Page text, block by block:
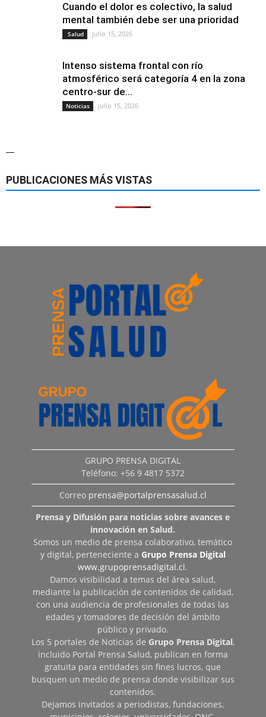
Cuando el dolor es colectivo, la salud
mental también debe ser una prioridad
Salud julio 15, 2026
Intenso sistema frontal con río
atmosférico será categoría 4 en la zona
centro-sur de...
Noticias julio 15, 2026
—
PUBLICACIONES MÁS VISTAS
GRUPO PRENSA DIGITAL
Teléfono: +56 9 4817 5372
Correo prensa@portalprensasalud.cl
Prensa y Difusión para noticias sobre avances e
innovación en Salud.
Somos un medio de prensa colaborativo, temático
y digital, perteneciente a Grupo Prensa Digital
www.grupoprensadigital.cl.
Damos visibilidad a temas del área salud,
mediante la publicación de contenidos de calidad,
con una audiencia de profesionales de todas las
edades y tomadores de decisión del ámbito
público y privado.
Los 5 portales de Noticias de Grupo Prensa Digital,
incluido Portal Prensa Salud, publican en forma
gratuita para entidades sin fines lucros, que
busquen un medio de prensa donde visibilizar sus
contenidos.
Dejamos invitados a periodistas, fundaciones,